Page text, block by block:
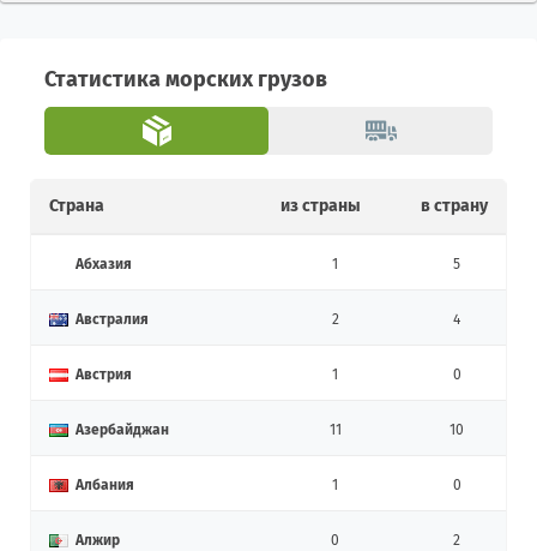
Статистика морских грузов
Страна из страны в страну
Абхазия 1 5
Австралия 2 4
Австрия 1 0
Азербайджан 11 10
Албания 1 0
Алжир 0 2